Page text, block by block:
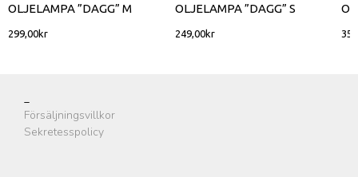
OLJELAMPA ”DAGG” M
299,00kr
OLJELAMPA ”DAGG” S
249,00kr
Försäljningsvillkor
Sekretesspolicy